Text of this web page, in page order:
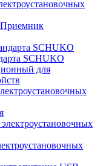
Приемник
SCHUKO
для